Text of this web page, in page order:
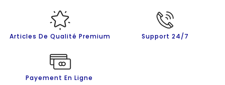
Articles De Qualité Premium Support 24/7
Payement En Ligne